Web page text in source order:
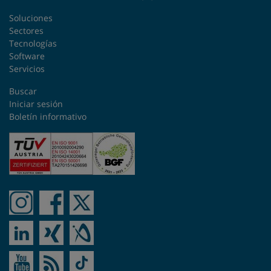
Nueva Zelanda
Países Bajos
Perú
Polonia
República Checa
Rumanía
Singapur
Sudáfrica
Suecia
Soluciones
Sectores
Tecnologías
Software
Servicios
Buscar
Iniciar sesión
Boletín informativo